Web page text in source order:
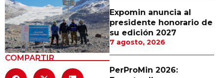
COMPARTIR
Expomin anuncia al
presidente honorario de
su edición 2027
7 agosto, 2026
PerProMin 2026: